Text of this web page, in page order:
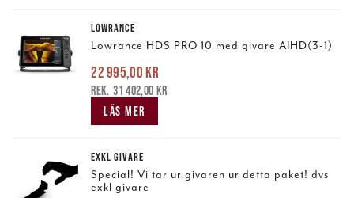
LOWRANCE
Lowrance HDS PRO 10 med givare AIHD(3-1)
Nuvarande pris
31 402,00 kr
22 995,00 kr
31 402,00 kr
LÄS MER
EXKL GIVARE
Special! Vi tar ur givaren ur detta paket! dvs
exkl givare